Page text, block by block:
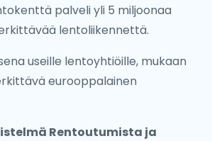
palveli yli 5 miljoonaa
lentoliikennettä.
useille lentoyhtiöille, mukaan
eurooppalainen
Rentoutumista ja